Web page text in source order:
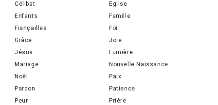
Célibat
Eglise
Enfants
Famille
Fiançailles
Foi
Grâce
Joie
Jésus
Lumière
Mariage
Nouvelle Naissance
Noël
Paix
Pardon
Patience
Peur
Prière